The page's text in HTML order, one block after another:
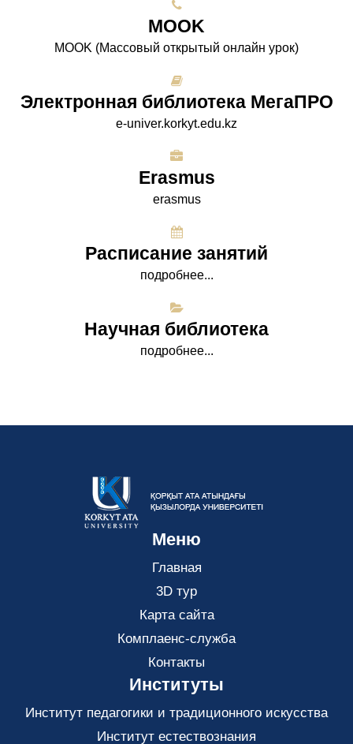
МООK
МООK (Массовый открытый онлайн урок)
Электронная библиотека МегаПРО
e-univer.korkyt.edu.kz
Erasmus
erasmus
Расписание занятий
подробнее...
Научная библиотека
подробнее...
Меню
Главная
3D тур
Карта сайта
Комплаенс-служба
Контакты
Институты
Институт педагогики и традиционного искусства
Институт естествознания